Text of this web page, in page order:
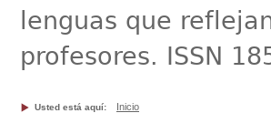
lenguas que
profesores. ISSN
Usted está aquí: Inicio